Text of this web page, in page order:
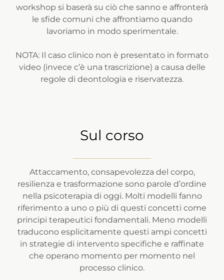
workshop si baserà su ciò che sanno e affronterà
le sfide comuni che affrontiamo quando
lavoriamo in modo sperimentale.
NOTA: Il caso clinico non è presentato in formato
video (invece c’è una trascrizione) a causa delle
regole di deontologia e riservatezza.
Sul corso
Attaccamento, consapevolezza del corpo,
resilienza e trasformazione sono parole d’ordine
nella psicoterapia di oggi. Molti modelli fanno
riferimento a uno o più di questi concetti come
principi terapeutici fondamentali. Meno modelli
traducono esplicitamente questi ampi concetti
in strategie di intervento specifiche e raffinate
che operano momento per momento nel
processo clinico.